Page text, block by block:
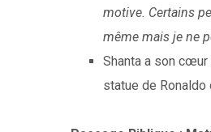
motive. Certains
même mais je ne
Shanta a son cœur
statue de Ronaldo